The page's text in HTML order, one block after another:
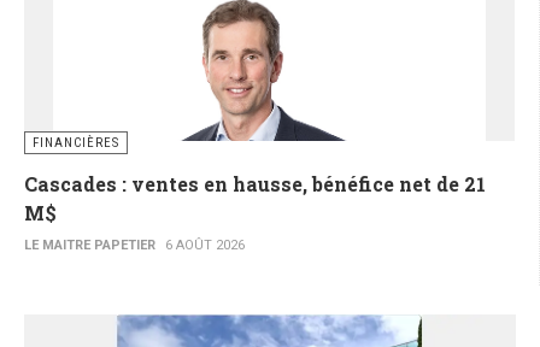
FINANCIÈRES
Cascades : ventes en hausse, bénéfice net de 21
M$
LE MAITRE PAPETIER 6 AOÛT 2026